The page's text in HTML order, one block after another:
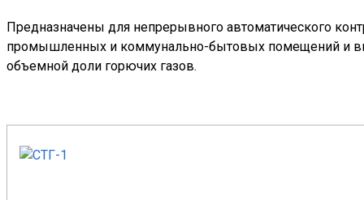
Предназначены для непрерывного автоматического
промышленных и коммунально-бытовых помещений и
объемной доли горючих газoв.